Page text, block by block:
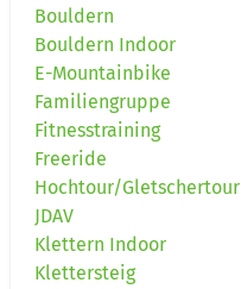
Bouldern
Bouldern Indoor
E-Mountainbike
Familiengruppe
Fitnesstraining
Freeride
Hochtour/Gletschertour
JDAV
Klettern Indoor
Klettersteig